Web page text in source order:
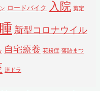
ロードバイク 入院 剪定
新型コロナウイル
自宅療養 花粉症 落語まつ
連ドラ